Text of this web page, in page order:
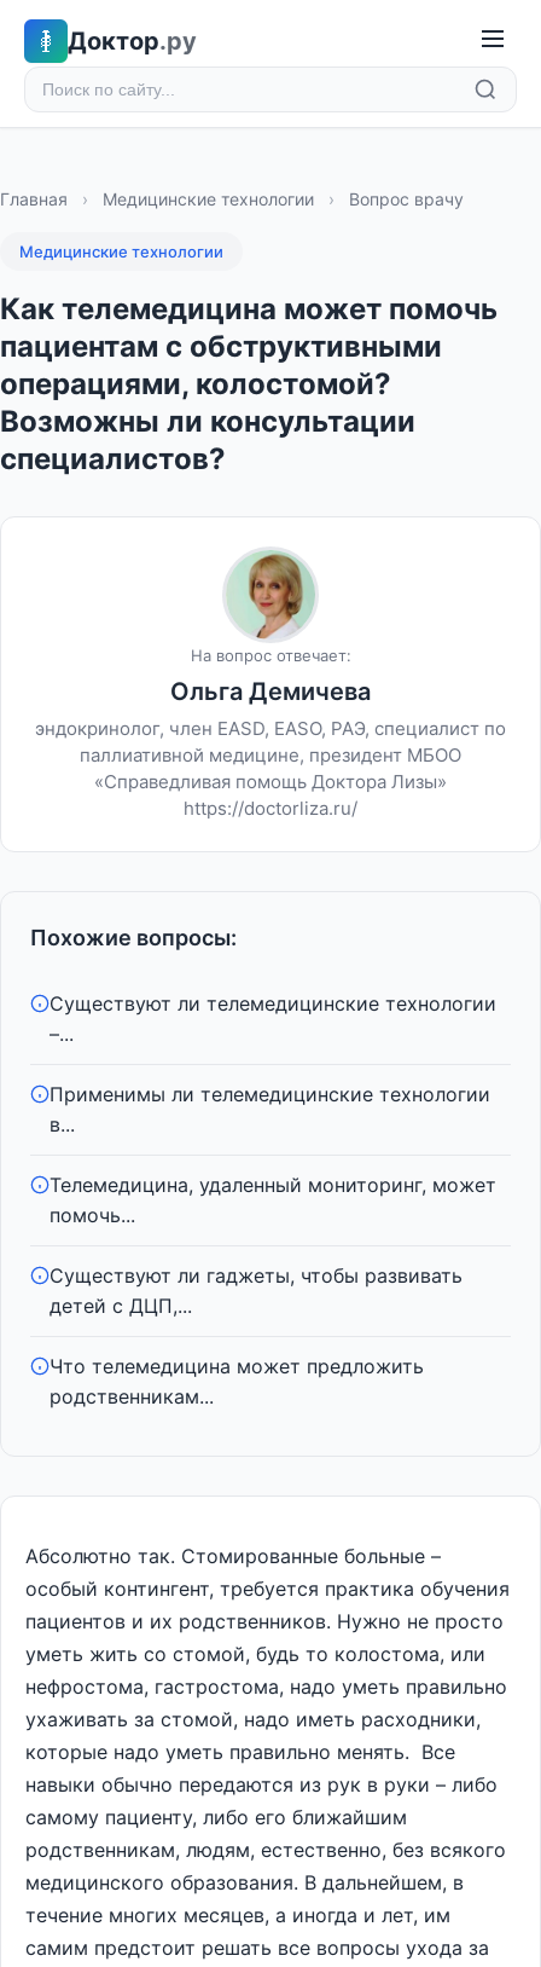
Доктор.ру
Главная › Медицинские технологии › Вопрос врачу
Медицинские технологии
Как телемедицина может помочь
пациентам с обструктивными
операциями, колостомой?
Возможны ли консультации
специалистов?
На вопрос отвечает:
Ольга Демичева
эндокринолог, член EASD, EASO, PAЭ, специалист по
паллиативной медицине, президент МБОО
«Справедливая помощь Доктора Лизы»
https://doctorliza.ru/
Похожие вопросы:
Существуют ли телемедицинские технологии
–...
Применимы ли телемедицинские технологии
в...
Телемедицина, удаленный мониторинг, может
помочь...
Существуют ли гаджеты, чтобы развивать
детей с ДЦП,...
Что телемедицина может предложить
родственникам...
Абсолютно так. Стомированные больные –
особый контингент, требуется практика обучения
пациентов и их родственников. Нужно не просто
уметь жить со стомой, будь то колостома, или
нефростома, гастростома, надо уметь правильно
ухаживать за стомой, надо иметь расходники,
которые надо уметь правильно менять. Все
навыки обычно передаются из рук в руки – либо
самому пациенту, либо его ближайшим
родственникам, людям, естественно, без всякого
медицинского образования. В дальнейшем, в
течение многих месяцев, а иногда и лет, им
самим предстоит решать все вопросы ухода за